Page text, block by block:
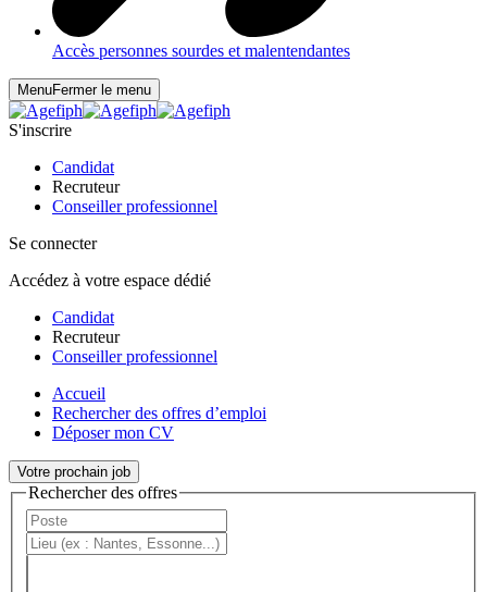
Accès personnes sourdes et malentendantes
MenuFermer le menu
S'inscrire
Candidat
Recruteur
Conseiller professionnel
Se connecter
Accédez à votre espace dédié
Candidat
Recruteur
Conseiller professionnel
Accueil
Rechercher des offres d’emploi
Déposer mon CV
Votre prochain job
Rechercher des offres